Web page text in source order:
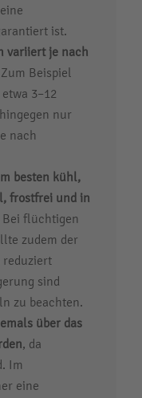
ist.
variiert je nach
Zum Beispiel
3–12
nur
nach
besten kühl,
frostfrei und in
Bei flüchtigen
zudem der
sind
zu beachten.
über das
, da
Im
eine